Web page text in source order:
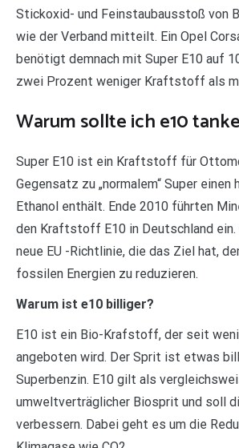
Stickoxid- und Feinstaubausstoß von
wie der Verband mitteilt. Ein Opel
benötigt demnach mit Super E10 auf
zwei Prozent weniger Kraftstoff als
Warum sollte ich e10
Super E10 ist ein Kraftstoff für
Gegensatz zu „normalem“ Super einen
Ethanol enthält. Ende 2010 führten
den Kraftstoff E10 in Deutschland ein.
neue EU -Richtlinie, die das Ziel hat,
fossilen Energien zu reduzieren.
Warum ist e10 billiger?
E10 ist ein Bio-Krafstoff, der seit
angeboten wird. Der Sprit ist etwas
Superbenzin. E10 gilt als
umweltverträglicher Biosprit und soll
verbessern. Dabei geht es um die